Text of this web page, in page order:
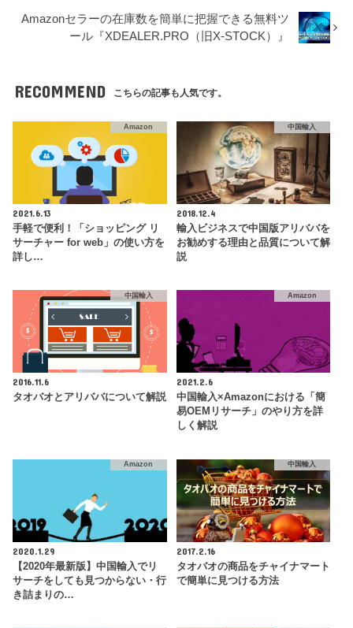
Amazonセラーの在庫数を簡単に把握できる無料ツ
ール『XDEALER.PRO（旧X-STOCK）』
RECOMMEND こちらの記事も人気です。
Amazon
2021.6.13
手軽で便利！「ショッピング リ
サーチャー for web」の使い方を
詳し…
中国輸入
2018.12.4
輸入ビジネスで中国版アリババを
お勧めする理由と品質について解
説
中国輸入
2016.11.6
タオバオとアリババについて解説
Amazon
2021.2.6
中国輸入×Amazonにおける「簡
易OEMリサーチ」のやり方を詳
しく解説
Amazon
2020.1.29
【2020年最新版】中国輸入でリ
サーチをしても見つからない・行
き詰まりの…
中国輸入
2017.2.16
タオバオの商品をチャイナマート
で簡単に見つける方法